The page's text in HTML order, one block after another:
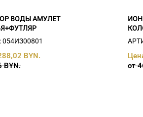
ВОДЫ АМУЛЕТ
BYN.
BYN.
от